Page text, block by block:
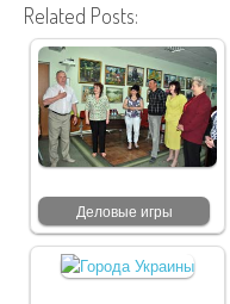
Related Posts:
Деловые игры